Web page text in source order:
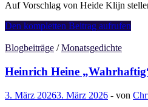
Auf Vorschlag von Heide Klijn
Rainer
Rilke
einem
April“
Den kompletten Beitrag aufrufen
Blogbeiträge /Monatsgedichte
Heinrich Heine
3. März 20263. März 2026 - von